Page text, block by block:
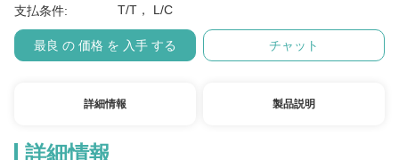
支払条件: T/T， L/C
最良 の 価格 を 入手 する チャット
詳細情報 製品説明
詳細情報